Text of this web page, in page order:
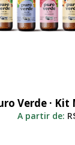
Adicionar
Verde · Kit
A partir de: